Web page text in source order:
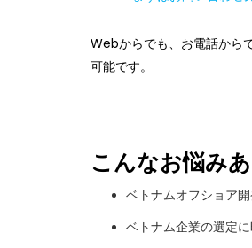
Webからでも、お電話から
可能です。
こんなお悩み
ベトナムオフショア
ベトナム企業の選定